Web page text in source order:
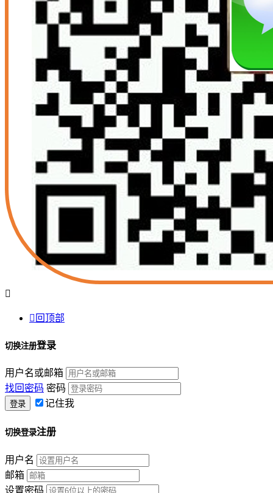

 回顶部
切换注册登录
用户名或邮箱
找回密码 密码
记住我
切换登录注册
用户名
邮箱
设置密码